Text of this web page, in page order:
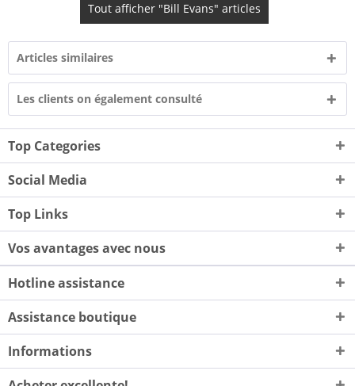
Tout afficher "Bill Evans" articles
Articles similaires
Les clients on également consulté
Top Categories
Social Media
Top Links
Vos avantages avec nous
Hotline assistance
Assistance boutique
Informations